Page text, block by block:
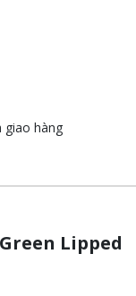
giao hàng
Lipped